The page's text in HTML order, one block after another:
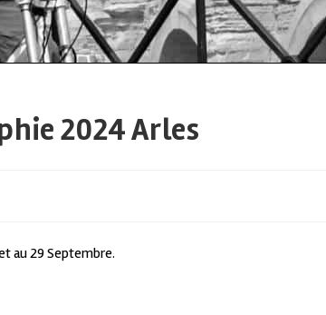
2024 Arles
au 29 Septembre.